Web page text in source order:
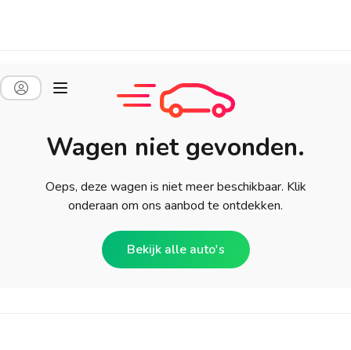
Wagen niet gevonden.
Oeps, deze wagen is niet meer beschikbaar. Klik
onderaan om ons aanbod te ontdekken.
Bekijk alle auto's